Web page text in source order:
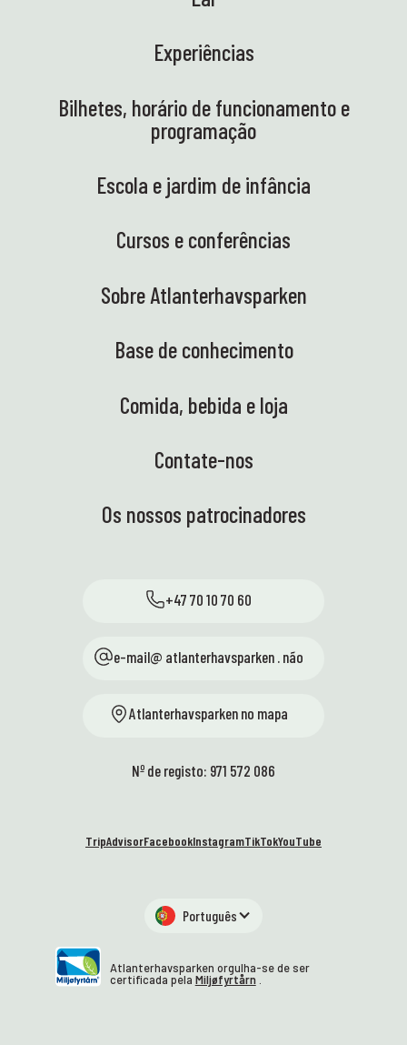
Experiências
Bilhetes, horário de funcionamento e
programação
Escola e jardim de infância
Cursos e conferências
Sobre Atlanterhavsparken
Base de conhecimento
Comida, bebida e loja
Contate-nos
Os nossos patrocinadores
+47 70 10 70 60
e-mail@ atlanterhavsparken . não
Atlanterhavsparken no mapa
Nº de registo: 971 572 086
TripAdvisorFacebookInstagramTikTokYouTube
Português
Atlanterhavsparken orgulha-se de ser
certificada pela Miljøfyrtårn.